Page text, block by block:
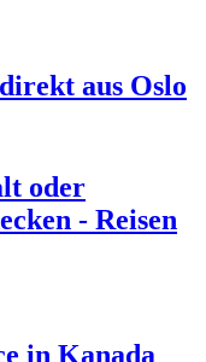
aus Oslo
oder
- Reisen
in Kanada